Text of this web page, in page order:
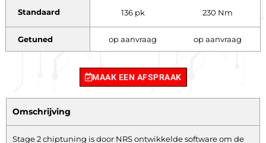
Standaard 136 pk 230 Nm
Getuned op aanvraag op aanvraag
MAAK EEN AFSPRAAK
Omschrijving
Stage 2 chiptuning is door NRS ontwikkelde software om de